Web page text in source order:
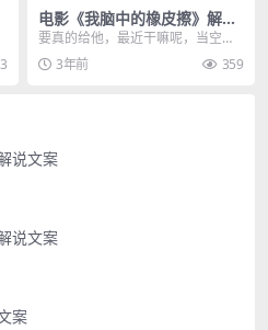
电影《我脑中的橡皮擦》解说
文案
要真的给他，最近干嘛呢，当空军
呢科技啊，因为阶级差异，包工头
无法给富家女幸福的婚...
3年前 359
说文案
说文案
案